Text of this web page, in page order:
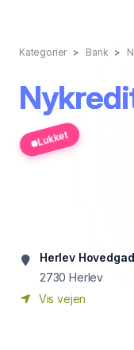
Kategorier Bank
Lukket
Herlev
2730 Herlev
Vis vejen